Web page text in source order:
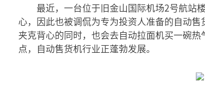
最近，一台位于旧金山国际机场2号航站
心，因此也被调侃为专为投资人准备的自动
夹克背心的同时，也会去自动拉面机买一碗
点，自动售货机行业正蓬勃发展。